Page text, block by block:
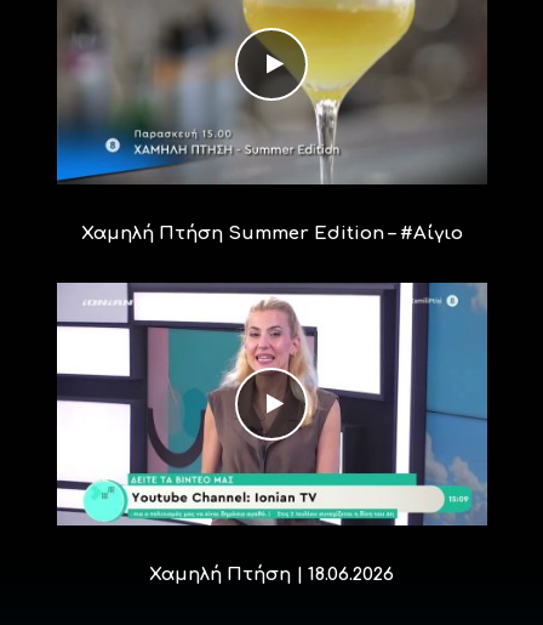
Χαμηλή Πτήση Summer Edition – #Αίγιο
Χαμηλή Πτήση | 18.06.2026